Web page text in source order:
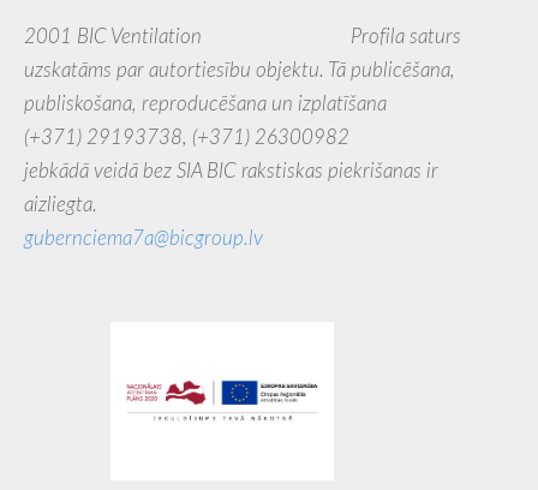
2001 BIC Ventilation Profila saturs
uzskatāms par autortiesību objektu. Tā publicēšana,
publiskošana, reproducēšana un izplatīšana
(+371) 29193738, (+371) 26300982
jebkādā veidā bez SIA BIC rakstiskas piekrišanas ir
aizliegta.
gubernciema7a@bicgroup.lv